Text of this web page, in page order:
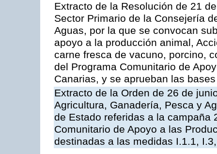
Extracto de la Resolución de 21
Sector Primario de la Consejería
Aguas, por la que se convocan
apoyo a la producción animal,
carne fresca de vacuno, porcino,
del Programa Comunitario de
Canarias, y se aprueban las
Extracto de la Orden de 26 de
Agricultura, Ganadería, Pesca y
de Estado referidas a la campaña
Comunitario de Apoyo a las
destinadas a las medidas I.1.1,